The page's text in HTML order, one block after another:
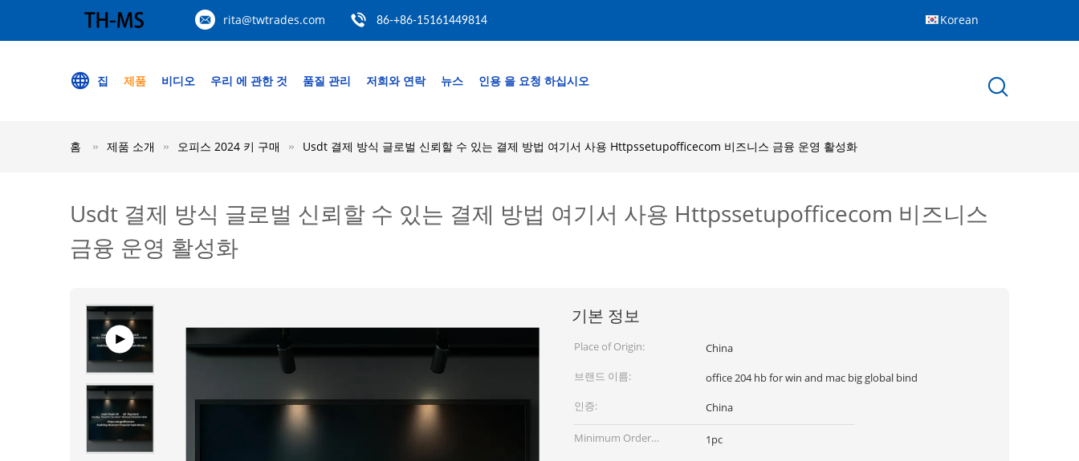
rita@twtrades.com 86-+86-15161449814 Korean
집 제품 비디오 우리 에 관한 것 품질 관리 저희와 연락 뉴스 인용 을 요청 하십시오
홈 제품 소개 오피스 2024 키 구매 Usdt 결제 방식 글로벌 신뢰할 수 있는 결제 방법 여기서 사용 Httpssetupofficecom 비즈니스 금융 운영 활성화
Usdt 결제 방식 글로벌 신뢰할 수 있는 결제 방법 여기서 사용 Httpssetupofficecom 비즈니스
금융 운영 활성화
기본 정보
Place of Origin:
China
브랜드 이름:
office 204 hb for win and mac big global bind
인증:
China
Minimum Order
1pc